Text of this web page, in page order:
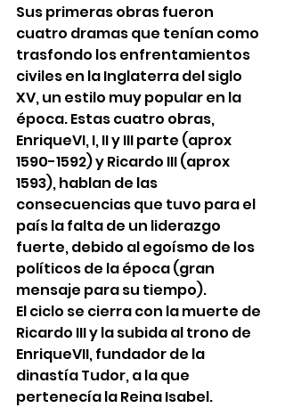
Sus primeras obras fueron
cuatro dramas que tenían como
trasfondo los enfrentamientos
civiles en la Inglaterra del siglo
XV, un estilo muy popular en la
época. Estas cuatro obras,
EnriqueVI, I, II y III parte (aprox
1590-1592) y Ricardo III (aprox
1593), hablan de las
consecuencias que tuvo para el
país la falta de un liderazgo
fuerte, debido al egoísmo de los
políticos de la época (gran
mensaje para su tiempo).
El ciclo se cierra con la muerte de
Ricardo III y la subida al trono de
EnriqueVII, fundador de la
dinastía Tudor, a la que
pertenecía la Reina Isabel.